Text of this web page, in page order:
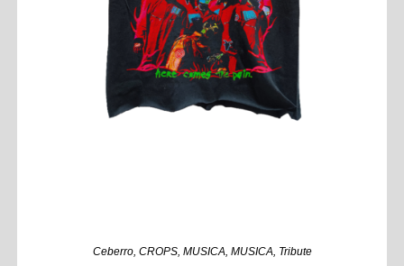
Ceberro, CROPS, MUSICA MUSICA Tribute